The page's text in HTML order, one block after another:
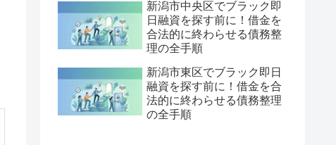
新潟市中央区でブラック即
日融資を探す前に！借金を
合法的に終わらせる債務整
理の全手順
新潟市東区でブラック即日
融資を探す前に！借金を合
法的に終わらせる債務整理
の全手順